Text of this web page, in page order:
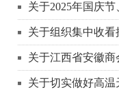
关于2025年国庆
关于组织集中收
关于江西省安徽
关于切实做好高